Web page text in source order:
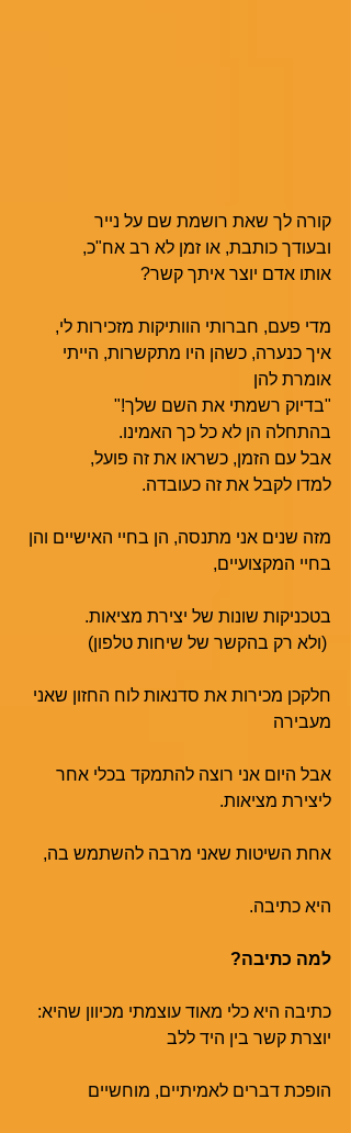
קורה לך שאת רושמת שם על נייר
ובעודך כותבת, או זמן לא רב אח"כ,
אותו אדם יוצר איתך קשר?
מדי פעם, חברותי הוותיקות מזכירות לי,
איך כנערה, כשהן היו מתקשרות, הייתי
אומרת להן
"בדיוק רשמתי את השם שלך!"
בהתחלה הן לא כל כך האמינו.
אבל עם הזמן, כשראו את זה פועל,
למדו לקבל את זה כעובדה.
מזה שנים אני מתנסה, הן בחיי האישיים והן
בחיי המקצועיים,
בטכניקות שונות של יצירת מציאות.
חלקכן מכירות את סדנאות לוח החזון שאני
מעבירה
אבל היום אני רוצה להתמקד בכלי אחר
ליצירת מציאות.
אחת השיטות שאני מרבה להשתמש בה,
היא כתיבה.
למה כתיבה?
כתיבה היא כלי מאוד עוצמתי מכיוון שהיא:
יוצרת קשר בין היד ללב
הופכת דברים לאמיתיים, מוחשיים